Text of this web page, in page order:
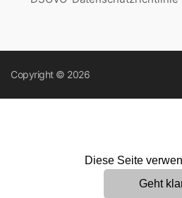
Copyright © 2026
Diese Seite
Geht